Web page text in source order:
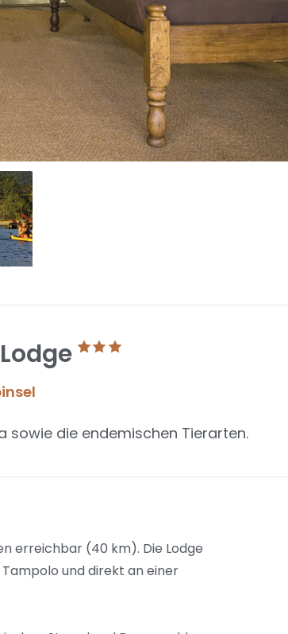
sowie die endemischen Tierarten.
erreichbar (40 km). Die Lodge
und direkt an einer